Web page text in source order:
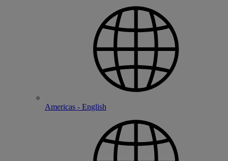
Americas - English